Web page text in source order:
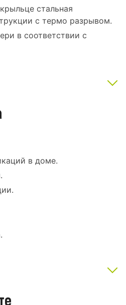
стальная
с термо разрывом.
в соответствии с
в доме.